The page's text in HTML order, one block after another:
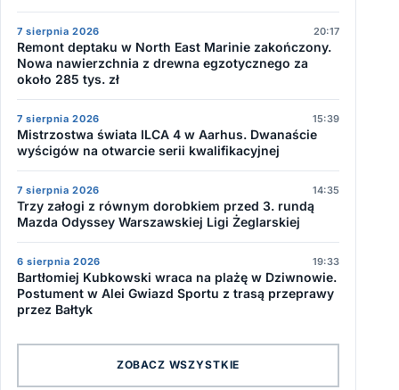
7 sierpnia 2026 20:17
Remont deptaku w North East Marinie zakończony.
Nowa nawierzchnia z drewna egzotycznego za
około 285 tys. zł
7 sierpnia 2026 15:39
Mistrzostwa świata ILCA 4 w Aarhus. Dwanaście
wyścigów na otwarcie serii kwalifikacyjnej
7 sierpnia 2026 14:35
Trzy załogi z równym dorobkiem przed 3. rundą
Mazda Odyssey Warszawskiej Ligi Żeglarskiej
6 sierpnia 2026 19:33
Bartłomiej Kubkowski wraca na plażę w Dziwnowie.
Postument w Alei Gwiazd Sportu z trasą przeprawy
przez Bałtyk
ZOBACZ WSZYSTKIE